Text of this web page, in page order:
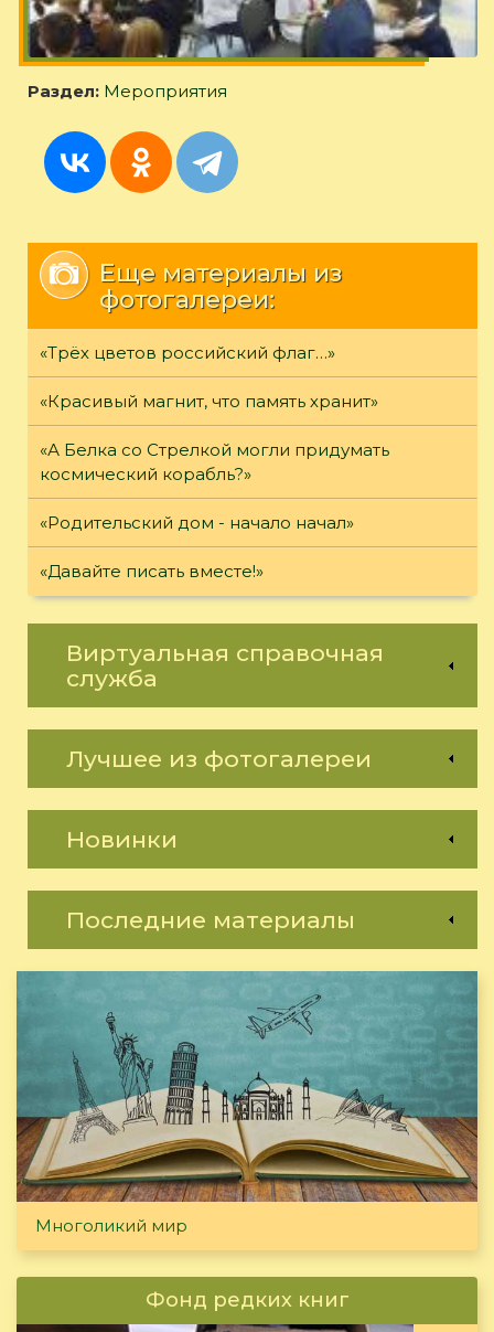
Раздел: Мероприятия
Еще материалы из
фотогалереи:
«Трёх цветов российский флаг…»
«Красивый магнит, что память хранит»
«А Белка со Стрелкой могли придумать
космический корабль?»
«Родительский дом - начало начал»
«Давайте писать вместе!»
Виртуальная справочная
служба
Лучшее из фотогалереи
Новинки
Последние материалы
Многоликий мир
Фонд редких книг